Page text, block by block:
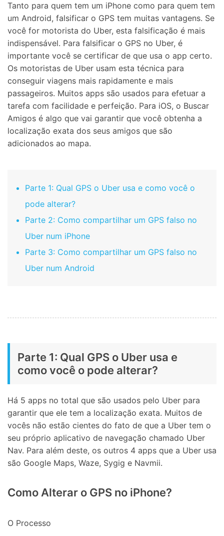
Tanto para quem tem um iPhone como para quem tem
um Android, falsificar o GPS tem muitas vantagens. Se
você for motorista do Uber, esta falsificação é mais
indispensável. Para falsificar o GPS no Uber, é
importante você se certificar de que usa o app certo.
Os motoristas de Uber usam esta técnica para
conseguir viagens mais rapidamente e mais
passageiros. Muitos apps são usados para efetuar a
tarefa com facilidade e perfeição. Para iOS, o Buscar
Amigos é algo que vai garantir que você obtenha a
localização exata dos seus amigos que são
adicionados ao mapa.
Parte 1: Qual GPS o Uber usa e como você o
pode alterar?
Parte 2: Como compartilhar um GPS falso no
Uber num iPhone
Parte 3: Como compartilhar um GPS falso no
Uber num Android
Parte 1: Qual GPS o Uber usa e
como você o pode alterar?
Há 5 apps no total que são usados pelo Uber para
garantir que ele tem a localização exata. Muitos de
vocês não estão cientes do fato de que a Uber tem o
seu próprio aplicativo de navegação chamado Uber
Nav. Para além deste, os outros 4 apps que a Uber usa
são Google Maps, Waze, Sygig e Navmii.
Como Alterar o GPS no iPhone?
O Processo